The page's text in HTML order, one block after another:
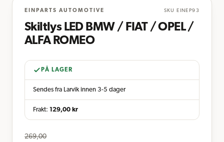
EINPARTS AUTOMOTIVE SKU EINEP93
Skiltlys LED BMW / FIAT / OPEL /
ALFA ROMEO
PÅ LAGER
Sendes fra Larvik innen 3-5 dager
Frakt: 129,00 kr
269,00